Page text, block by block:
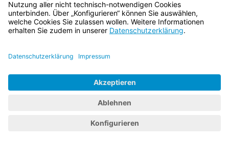
Bayern.de
BayernPortal
Impressum